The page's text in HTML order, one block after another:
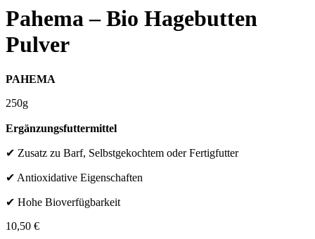
Pahema – Bio Hagebutten
Pulver
PAHEMA
250g
Ergänzungsfuttermittel
✔ Zusatz zu Barf, Selbstgekochtem oder Fertigfutter
✔ Antioxidative Eigenschaften
✔ Hohe Bioverfügbarkeit
10,50 €